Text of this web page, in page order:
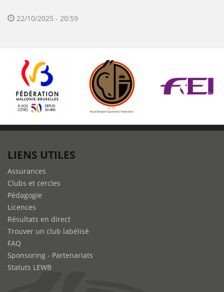
22/10/2025 - 20:59
LIENS UTILES
Assurances
Clubs et cercles
Pédagogie
Licences
Résultats en direct
Trouver un club labélisé
FAQ
Sponsoring - Partenariats
Statuts LEWB